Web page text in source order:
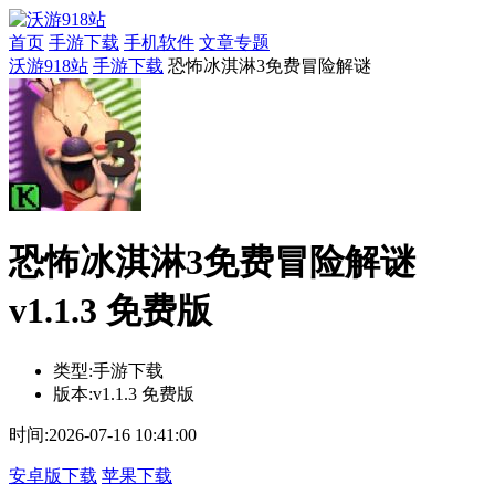
首页 手游下载 手机软件 文章专题
沃游918站 手游下载 恐怖冰淇淋3免费冒险解谜
恐怖冰淇淋3免费冒险解谜
v1.1.3 免费版
类型:手游下载
版本:v1.1.3 免费版
时间:2026-07-16 10:41:00
安卓版下载 苹果下载